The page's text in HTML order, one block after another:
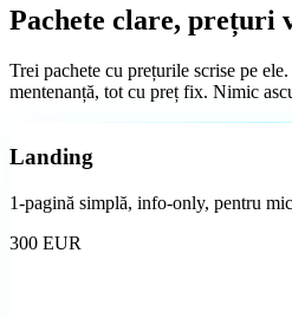
Promovare Google Ads
Apari în top când clienții te
Timpi realiști pe tipuri de
Pachete clare, prețuri
Trei pachete cu prețurile scrise pe
mentenanță, tot cu preț fix. Nimic
Landing
1-pagină simplă, info-only, pentru
300 EUR